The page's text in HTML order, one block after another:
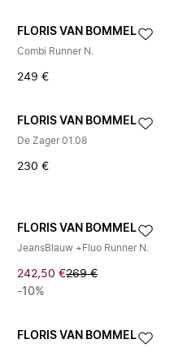
FLORIS VAN BOMMEL
Combi Runner N.
249 €
FLORIS VAN BOMMEL
De Zager 01.08
230 €
FLORIS VAN BOMMEL
JeansBlauw +Fluo Runner N.
242,50 €269 €
-10%
FLORIS VAN BOMMEL